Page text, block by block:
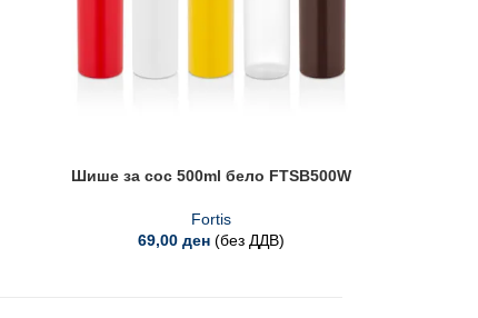
Шише за сос 500ml бело FTSB500W
Fortis
69,00 ден (без ДДВ)